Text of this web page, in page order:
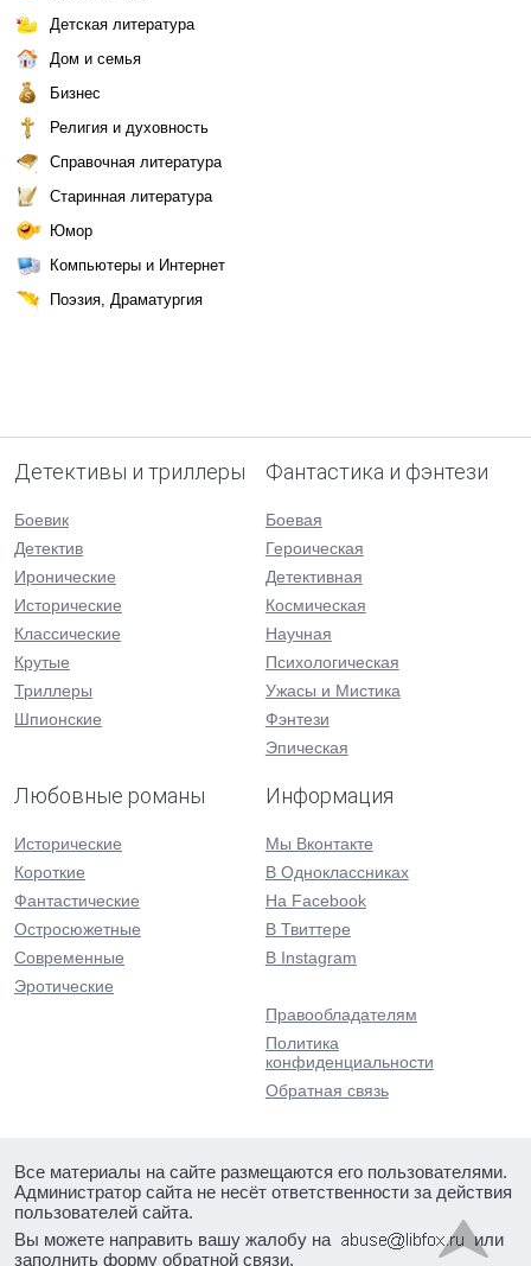
Детская литература
Дом и семья
Бизнес
Религия и духовность
Справочная литература
Старинная литература
Юмор
Компьютеры и Интернет
Поэзия, Драматургия
Детективы и триллеры
Боевик
Детектив
Иронические
Исторические
Классические
Крутые
Триллеры
Шпионские
Фантастика и фэнтези
Боевая
Героическая
Детективная
Космическая
Научная
Психологическая
Ужасы и Мистика
Фэнтези
Эпическая
Любовные романы
Исторические
Короткие
Фантастические
Остросюжетные
Современные
Эротические
Информация
Мы Вконтакте
В Одноклассниках
На Facebook
В Твиттере
В Instagram
Правообладателям
Политика
конфиденциальности
Обратная связь
Все материалы на сайте размещаются его пользователями.
Администратор сайта не несёт ответственности за действия
пользователей сайта.
Вы можете направить вашу жалобу на
или
заполнить форму обратной связи.